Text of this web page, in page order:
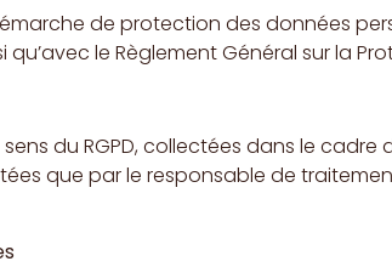
de protection des données
le Règlement Général sur la
du RGPD, collectées dans le
que par le responsable de